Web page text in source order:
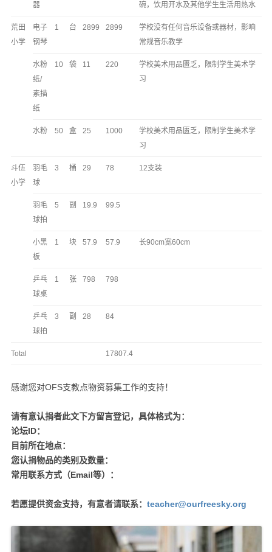
器
碗，饮用开水及其他学生生活用热水
荒田
小学
电子
钢琴
1 台 2899 2899
学校没有任何音乐设备或器材，影响
常规音乐教学
水粉
纸/
素描
纸
10 袋 11 220
学校美术用品匮乏，限制学生美术学
习
水粉 50 盒 25 1000
学校美术用品匮乏，限制学生美术学
习
斗伍
小学
羽毛
球
3 桶 29 78 12支装
羽毛
球拍
5 副 19.9 99.5
小黑
板
1 块 57.9 57.9 长90cm宽60cm
乒乓
球桌
1 张 798 798
乒乓
球拍
3 副 28 84
Total 17807.4
感谢您对OFS支教点物资募集工作的支持！
请有意认捐者此文下方留言登记，具体格式为：
论坛ID：
目前所在地点：
您认捐物品的类别及数量：
常用联系方式（Email等）：
若愿提供资金支持，有意者请联系： teacher@ourfreesky.org